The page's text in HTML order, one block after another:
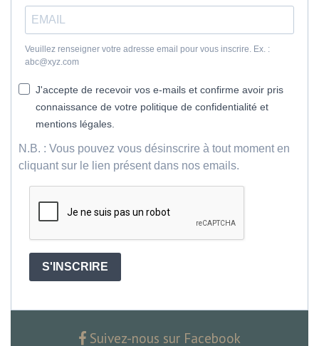
Veuillez renseigner votre adresse email pour vous inscrire. Ex. :
abc@xyz.com
J'accepte de recevoir vos e-mails et confirme avoir pris
connaissance de votre politique de confidentialité et
mentions légales.
N.B. : Vous pouvez vous désinscrire à tout moment en
cliquant sur le lien présent dans nos emails.
S'INSCRIRE
Suivez-nous sur Facebook